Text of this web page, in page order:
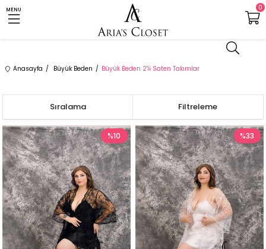
MENU 0
Anasayfa Büyük Beden Büyük Beden 2'li Saten Takımlar
Filtreleme
Sıralama
%10 %33